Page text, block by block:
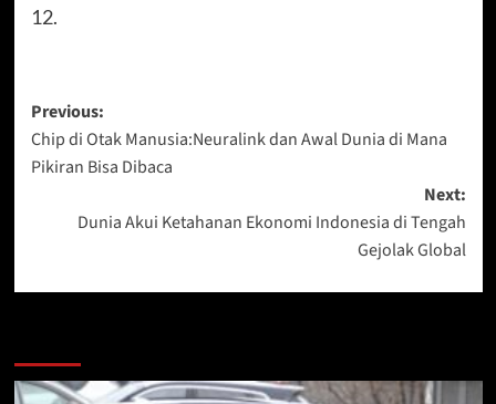
Post
navigation
Previous:
Chip di Otak Manusia:Neuralink dan Awal Dunia di Mana
Pikiran Bisa Dibaca
Next:
Dunia Akui Ketahanan Ekonomi Indonesia di Tengah
Gejolak Global